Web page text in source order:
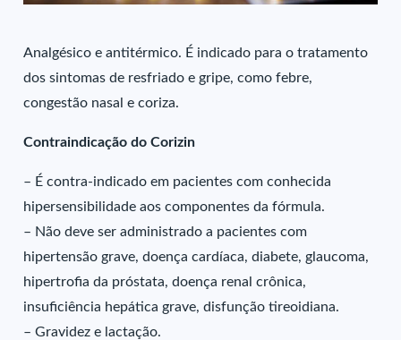
Analgésico e antitérmico. É indicado para o tratamento
dos sintomas de resfriado e gripe, como febre,
congestão nasal e coriza.
Contraindicação do Corizin
– É contra-indicado em pacientes com conhecida
hipersensibilidade aos componentes da fórmula.
– Não deve ser administrado a pacientes com
hipertensão grave, doença cardíaca, diabete, glaucoma,
hipertrofia da próstata, doença renal crônica,
insuficiência hepática grave, disfunção tireoidiana.
– Gravidez e lactação.